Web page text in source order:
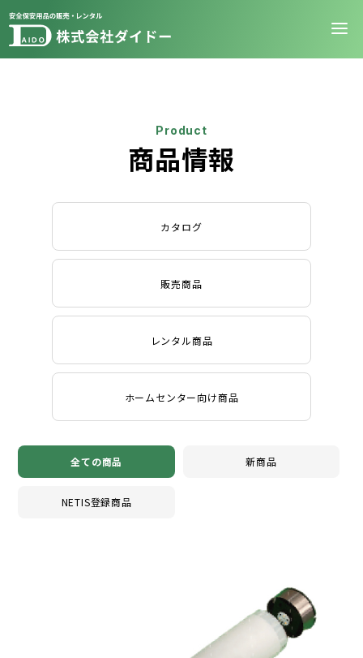
Product
商品情報
カタログ
販売商品
レンタル商品
ホームセンター向け商品
全ての商品 新商品
NETIS登録商品